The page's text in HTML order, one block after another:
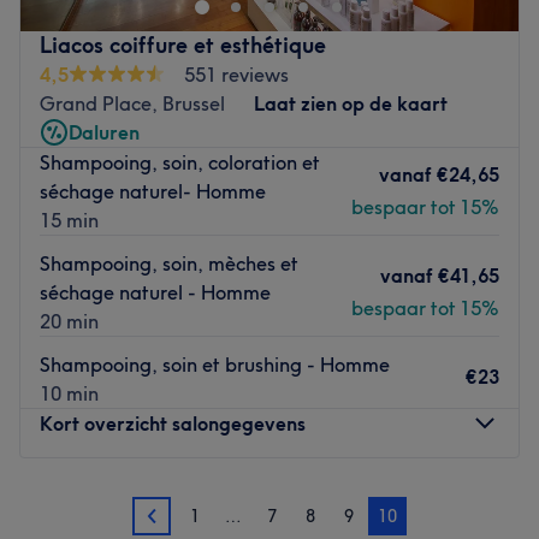
Go to venue
prestations pour la mise en beauté de vos ongles.
Transport public le plus proche
À deux minutes à pied de l'arrêt de bus Sorensen.
L’équipe
Nadejda, véritable experte en onglerie, vous reçoit dans
cet institut.
Nos coups de cœur :
L’atmosphère : découvrez un cadre confortable à la
La spécialité de l’établissement : l'onglerie.
Les marques et produits utilisés : Babyliss et Dyson.
Go to venue
Liacos coiffure et esthétique
4,5
551 reviews
Grand Place, Brussel
Laat zien op de kaart
Daluren
Shampooing, soin, coloration et
séchage naturel- Homme
15 min
vanaf €24,65
bespaar tot 15%
Shampooing, soin, mèches et
séchage naturel - Homme
20 min
vanaf €41,65
bespaar tot 15%
Shampooing, soin et brushing - Homme
10 min
€23
Kort overzicht salongegevens
10:00
9 1 … 7 8 9 10